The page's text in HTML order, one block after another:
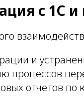
с 1С
и
процессов
отчетов